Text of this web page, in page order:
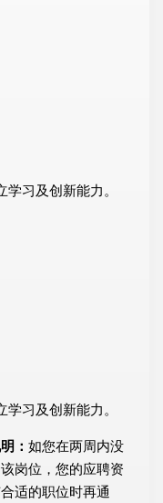
习及创新能力。
习及创新能力。
： 如您在两周内没
岗位，您的应聘资
适的职位时再通